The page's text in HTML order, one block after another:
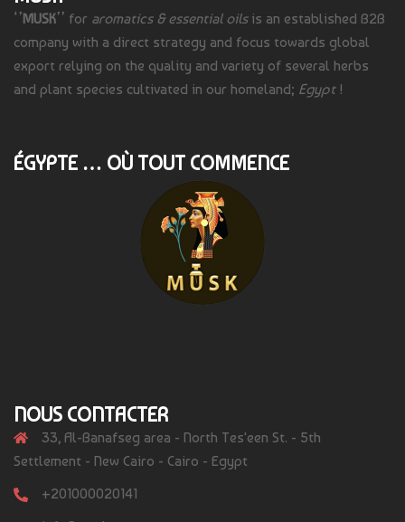
‘’MUSK’’ for aromatics & essential oils is an established B2B
company with a direct strategy and focus towards global
export relying on the quality and variety of several herbs
and plant species cultivated in our homeland; Egypt!
ÉGYPTE … OÙ TOUT COMMENCE
NOUS CONTACTER
33, Al-Banafseg area - North Tes'een St. - 5th
Settlement - New Cairo - Cairo - Egypt
+201000020141